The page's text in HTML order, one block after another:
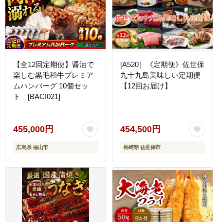
【全12回定期便】醤油で
楽しむ黒毛和牛プレミア
ムハンバーグ 10個セッ
ト [BACI021]
455,000円
広島県 福山市
[A520］《定期便》佐世保
九十九島美味しい定期便
【12回お届け】
454,500円
長崎県 佐世保市